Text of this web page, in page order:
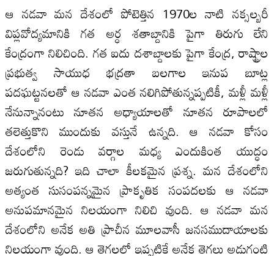
ఆ నడవా మన దేశంలో పోటెత్తిన 1970ల నాటి నక్సల్బరీ
విప్లవోద్యమానికి గత అర్ధ శతాబ్దానికి పైగా తిరుగు లేని
కేంద్రంగా నిలిచింది. గత ఐదు దశాబ్దాలకు పైగా కేంద్ర, రాష్ట్రాల
ప్రభుత్వ సాయుధ భద్రతా బలగాల ఇనుప బూట్ల
పదఘట్టనలతో ఆ నడవా ఎంత నలిగిపోతున్నప్పటికీ, మళ్లీ మళ్లీ
నేనున్నానంటు నూతన అధ్యాయాలతో నూతన రూపాలలో
తలెత్తుకొని ముందుకు వస్తునే ఉన్నది. ఆ నడవా కోసం
దేశంలోని రెండు వర్గాల మధ్య ఎందుకింత యుద్ధం
జరుగుతున్నది? ఇది చాలా కీలకమైన ప్రశ్న. మన దేశంలోని
అత్యంత సుసంపన్నమైన ప్రాకృతిక సంపదలకు ఆ నడవా
అనుపమానమైన నిలయంగా నిలిచి వుంది. ఆ నడవా మన
దేశంలోని అనేక అతి ప్రాచీన మూలవాసీ జనసముదాయాలకు
నిలయంగా వుంది. ఆ తెగలలో ఇప్పటికే అనేక తెగలు అడుగంటి